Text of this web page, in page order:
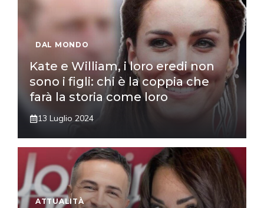
DAL MONDO
Kate e William, i loro eredi non
sono i figli: chi è la coppia che
farà la storia come loro
13 Luglio 2024
ATTUALITÀ